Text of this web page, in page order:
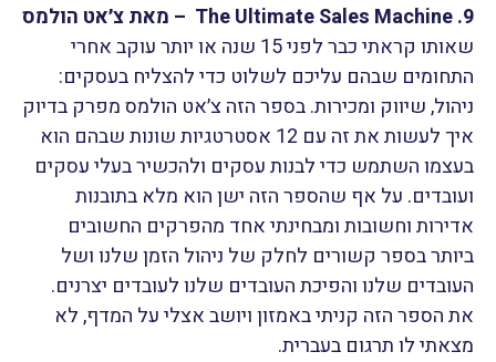
9. The Ultimate Sales Machine – מאת צ׳אט הולמס
שאותו קראתי כבר לפני 15 שנה או יותר עוקב אחרי
התחומים שבהם עליכם לשלוט כדי להצליח בעסקים:
ניהול, שיווק ומכירות. בספר הזה צ׳אט הולמס מפרק בדיוק
איך לעשות את זה עם 12 אסטרטגיות שונות שבהם הוא
בעצמו השתמש כדי לבנות עסקים ולהכשיר בעלי עסקים
ועובדים. על אף שהספר הזה ישן הוא מלא בתובנות
אדירות וחשובות ומבחינתי אחד מהפרקים החשובים
ביותר בספר קשורים לחלק של ניהול הזמן שלנו ושל
העובדים שלנו והפיכת העובדים שלנו לעובדים יצרנים.
את הספר הזה קניתי באמזון ויושב אצלי על המדף, לא
מצאתי לו תרגום בעברית.